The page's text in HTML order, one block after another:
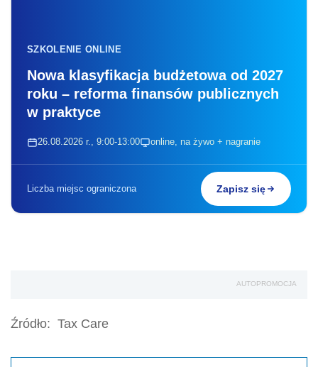
SZKOLENIE ONLINE
Nowa klasyfikacja budżetowa od 2027
roku – reforma finansów publicznych
w praktyce
26.08.2026 r., 9:00-13:00 online, na żywo + nagranie
Liczba miejsc ograniczona Zapisz się
AUTOPROMOCJA
Źródło: Tax Care